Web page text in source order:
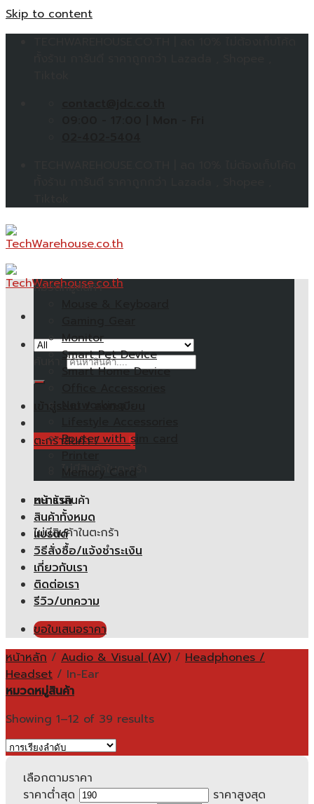
Skip to content
ตะกร้าสินค้า /0.00฿
ไม่มีสินค้าในตะกร้า
ตะกร้าสินค้า
ไม่มีสินค้าในตะกร้า
หมวดหมู่สินค้า
Monitor
Smart Pet Device
Smart Home Device
Router with sim card
Memory Card
หน้าแรก
สินค้าทั้งหมด
แบรนด์
วิธีสั่งซื้อ/แจ้งชำระเงิน
เกี่ยวกับเรา
ติดต่อเรา
รีวิว/บทความ
ขอใบเสนอราคา
หน้าหลัก / Audio & Visual (AV) / Headphones /
Headset / In-Ear
หมวดหมู่สินค้า
Showing 1–12 of 39 results
เลือกตามราคา
ราคาต่ำสุด
ราคาสูงสุด